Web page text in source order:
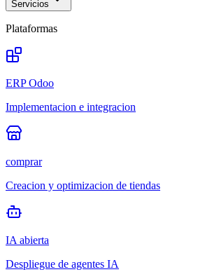
Servicios
Plataformas
ERP Odoo
Implementacion e integracion
comprar
Creacion y optimizacion de tiendas
IA abierta
Despliegue de agentes IA